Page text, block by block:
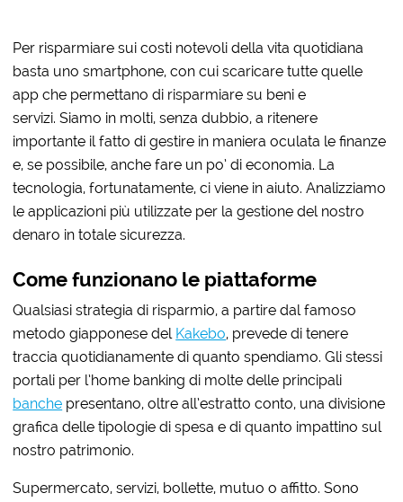
Per risparmiare sui costi notevoli della vita quotidiana
basta uno smartphone, con cui scaricare tutte quelle
app che permettano di risparmiare su beni e
servizi. Siamo in molti, senza dubbio, a ritenere
importante il fatto di gestire in maniera oculata le finanze
e, se possibile, anche fare un po’ di economia. La
tecnologia, fortunatamente, ci viene in aiuto. Analizziamo
le applicazioni più utilizzate per la gestione del nostro
denaro in totale sicurezza.
Come funzionano le piattaforme
Qualsiasi strategia di risparmio, a partire dal famoso
metodo giapponese del Kakebo, prevede di tenere
traccia quotidianamente di quanto spendiamo. Gli stessi
portali per l’home banking di molte delle principali
banche presentano, oltre all’estratto conto, una divisione
grafica delle tipologie di spesa e di quanto impattino sul
nostro patrimonio.
Supermercato, servizi, bollette, mutuo o affitto. Sono